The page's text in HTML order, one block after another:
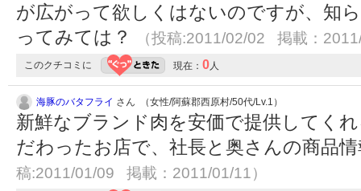
が広がって欲しくはないのですが、知
ってみては？
（投稿:2011/02/02 掲載：
このクチコミに 現在： 0 人
海豚のバタフライ さん （女性/阿蘇郡西原村/50代/Lv.1）
新鮮なブランド肉を安価で提供してく
だわったお店で、社長と奥さんの商
稿:2011/01/09 掲載：2011/01/11）